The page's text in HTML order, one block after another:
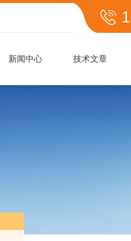
新闻中心 技术文章